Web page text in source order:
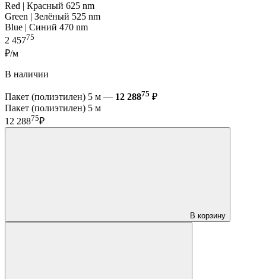
Red | Красный 625 nm
Green | Зелёный 525 nm
Blue | Синий 470 nm
2 45775
₽/м
В наличии
Пакет (полиэтилен) 5 м — 12 28875 ₽
Пакет (полиэтилен) 5 м
12 28875₽
В корзину